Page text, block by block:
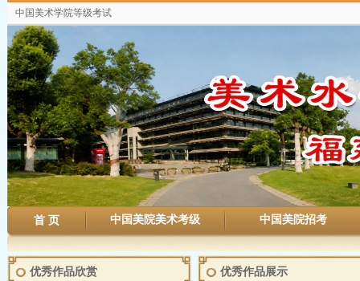
中国美术学院等级考试
首 页 中国美院美术考级 中国美院招考
优秀作品欣赏 优秀作品展示